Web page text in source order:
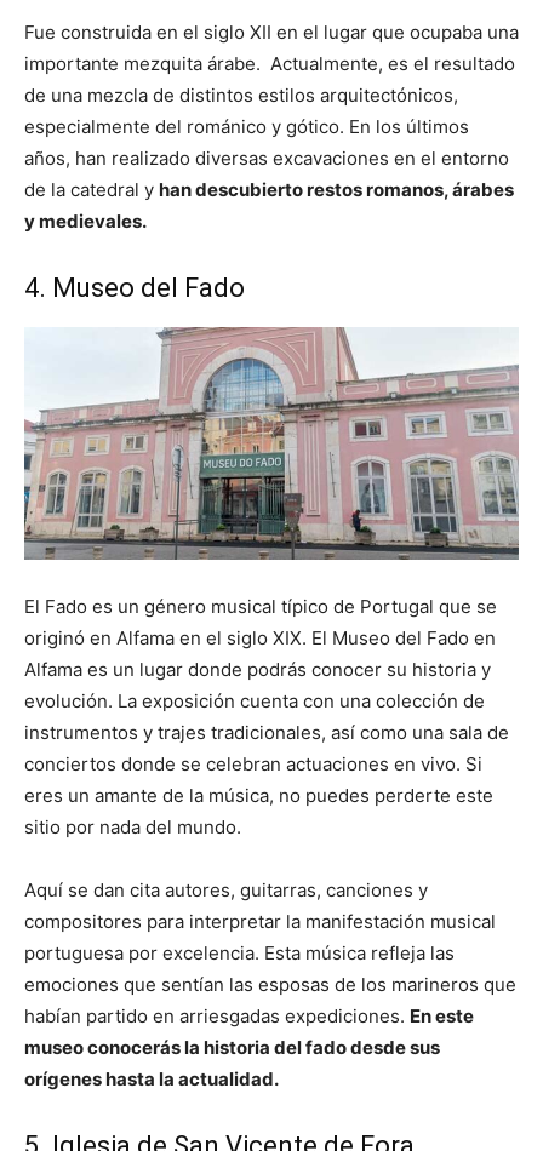
Fue construida en el siglo XII en el lugar que ocupaba una
importante mezquita árabe. Actualmente, es el resultado
de una mezcla de distintos estilos arquitectónicos,
especialmente del románico y gótico. En los últimos
años, han realizado diversas excavaciones en el entorno
de la catedral y han descubierto restos romanos, árabes
y medievales.
4. Museo del Fado
El Fado es un género musical típico de Portugal que se
originó en Alfama en el siglo XIX. El Museo del Fado en
Alfama es un lugar donde podrás conocer su historia y
evolución. La exposición cuenta con una colección de
instrumentos y trajes tradicionales, así como una sala de
conciertos donde se celebran actuaciones en vivo. Si
eres un amante de la música, no puedes perderte este
sitio por nada del mundo.
Aquí se dan cita autores, guitarras, canciones y
compositores para interpretar la manifestación musical
portuguesa por excelencia. Esta música refleja las
emociones que sentían las esposas de los marineros que
habían partido en arriesgadas expediciones. En este
museo conocerás la historia del fado desde sus
orígenes hasta la actualidad.